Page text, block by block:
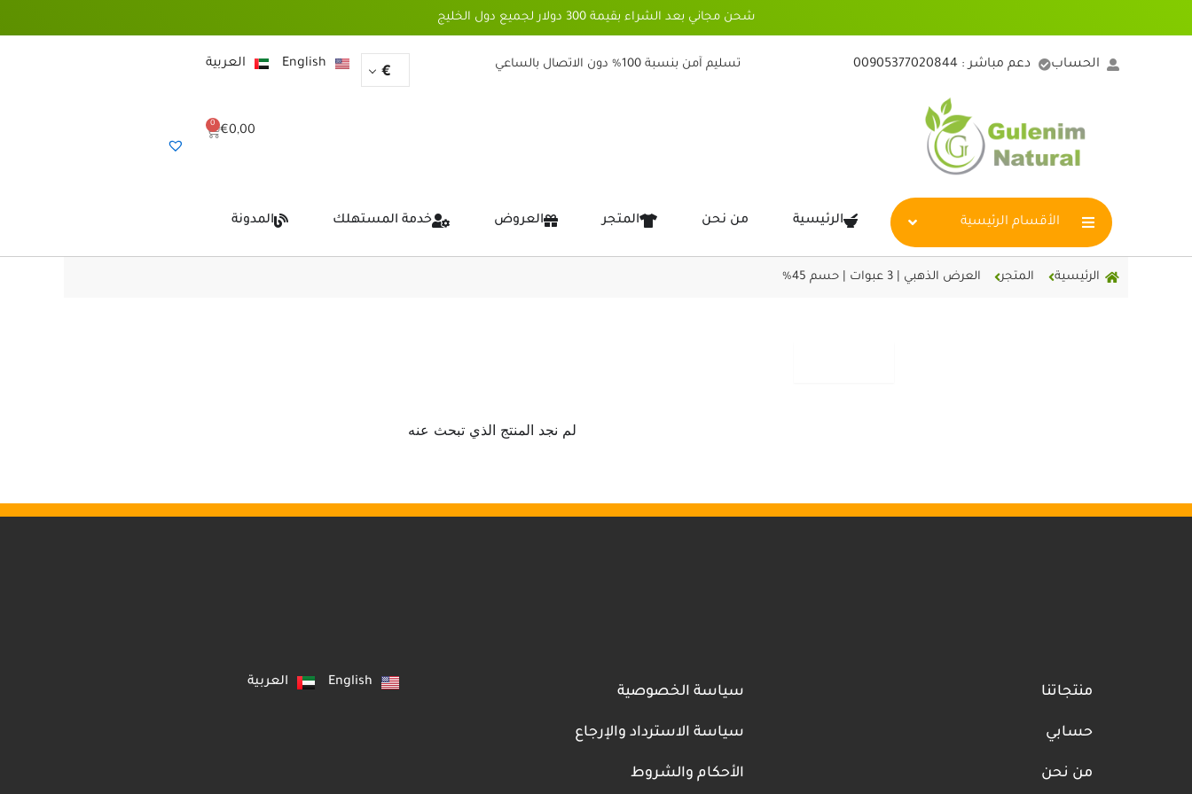
إلى
شحن مجاني بعد الشراء بقيمة 300 دولار لجميع دول الخليج
الحساب دعم مباشر : 00905377020844 تسليم آمن بنسبة 100% دون الاتصال بالساعي €
English العربية
€0,00
0
Cart
الأقسام الرئيسية الرئيسية من نحن المتجر العروض خدمة المستهلك المدونة
الرئيسية المتجر العرض الذهبي | 3 عبوات | حسم 45%
لم نجد المنتج الذي تبحث عنه
منتجاتنا
حسابي
من نحن
سياسة الخصوصية
سياسة الاسترداد والإرجاع
الأحكام والشروط
English العربية